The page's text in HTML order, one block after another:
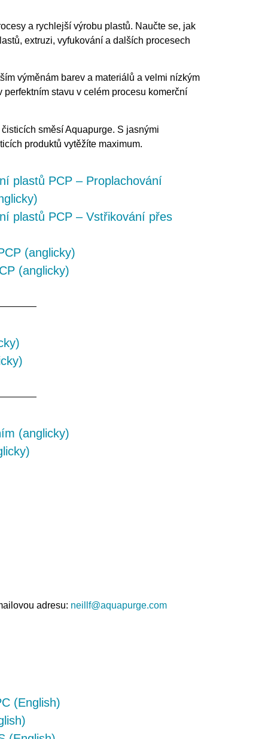
a rychlejší výrobu plastů. Naučte se, jak
extruzi, vyfukování a dalších procesech
výměnám barev a materiálů a velmi nízkým
stavu v celém procesu komerční
směsí Aquapurge. S jasnými
produktů vytěžíte maximum.
plastů PCP – Proplachování
plastů PCP – Vstřikování přes
(anglicky)
(anglicky)
(anglicky)
adresu: neillf@aquapurge.com
(English)